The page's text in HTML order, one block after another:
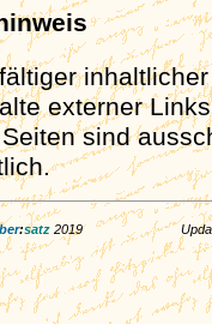
externer
sind
:satz 2019